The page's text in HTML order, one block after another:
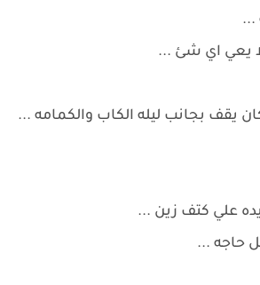
...
يعي اي شئ ...
يقف بجانب ليله الكاب والكمامه ...
علي كتف زين ...
حاجه ...